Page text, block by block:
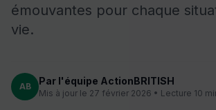
émouvantes pour chaque
vie.
AB Par l'équipe ActionBRITISH
Mis à jour le 27 février 2026 • Lecture 10